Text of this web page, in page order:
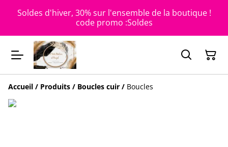
Soldes d'hiver, 30% sur l'ensemble de la boutique !
code promo :Soldes
Accueil / Produits / Boucles cuir / Boucles